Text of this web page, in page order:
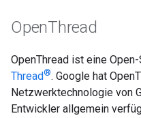
OpenThread
OpenThread ist eine
Thread®. Google hat
Netzwerktechnologie von
Entwickler allgemein